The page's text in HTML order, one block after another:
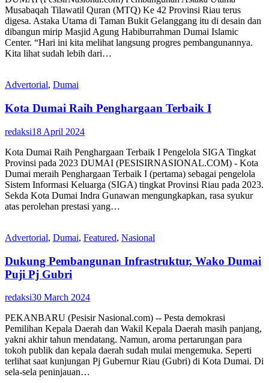
Musabaqah Tilawatil Quran (MTQ) Ke 42 Provinsi Riau terus
digesa. Astaka Utama di Taman Bukit Gelanggang itu di desain dan
dibangun mirip Masjid Agung Habiburrahman Dumai Islamic
Center. “Hari ini kita melihat langsung progres pembangunannya.
Kita lihat sudah lebih dari…
Advertorial, Dumai
Kota Dumai Raih Penghargaan Terbaik I
redaksi18 April 2024
Kota Dumai Raih Penghargaan Terbaik I Pengelola SIGA Tingkat
Provinsi pada 2023 DUMAI (PESISIRNASIONAL.COM) - Kota
Dumai meraih Penghargaan Terbaik I (pertama) sebagai pengelola
Sistem Informasi Keluarga (SIGA) tingkat Provinsi Riau pada 2023.
Sekda Kota Dumai Indra Gunawan mengungkapkan, rasa syukur
atas perolehan prestasi yang…
Advertorial, Dumai, Featured, Nasional
Dukung Pembangunan Infrastruktur, Wako Dumai
Puji Pj Gubri
redaksi30 March 2024
PEKANBARU (Pesisir Nasional.com) -- Pesta demokrasi
Pemilihan Kepala Daerah dan Wakil Kepala Daerah masih panjang,
yakni akhir tahun mendatang. Namun, aroma pertarungan para
tokoh publik dan kepala daerah sudah mulai mengemuka. Seperti
terlihat saat kunjungan Pj Gubernur Riau (Gubri) di Kota Dumai. Di
sela-sela peninjauan…